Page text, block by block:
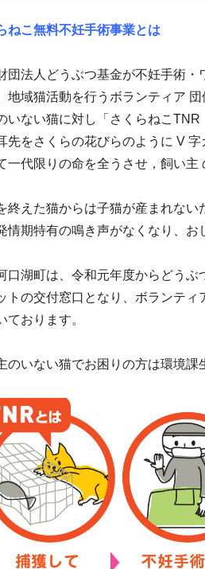
ねこ無料不妊手術事業とは
団法人どうぶつ基金が不妊手術
地域猫活動を行うボランティア
いない猫に対し「さくらねこ
先をさくらの花びらのように V
一代限りの命を全うさせ，飼い主
終えた猫からは子猫が産まれな
情期特有の鳴き声がなくなり、
口湖町は、令和元年度からどう
トの交付窓口となり、ボランテ
ております。
のいない猫でお困りの方は環境課